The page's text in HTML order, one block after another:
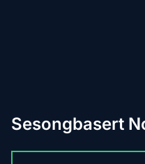
Sesongbasert